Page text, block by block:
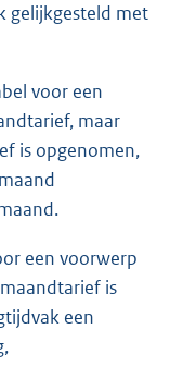
gelijkgesteld met
voor een
maar
is opgenomen,
een voorwerp
is
een